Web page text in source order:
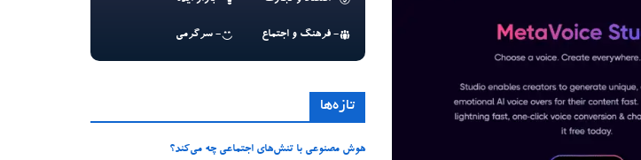
- فرهنگ و اجتماع - سرگرمی
تازه‌ها
هوش مصنوعی با تنش‌های اجتماعی چه می‌کند؟